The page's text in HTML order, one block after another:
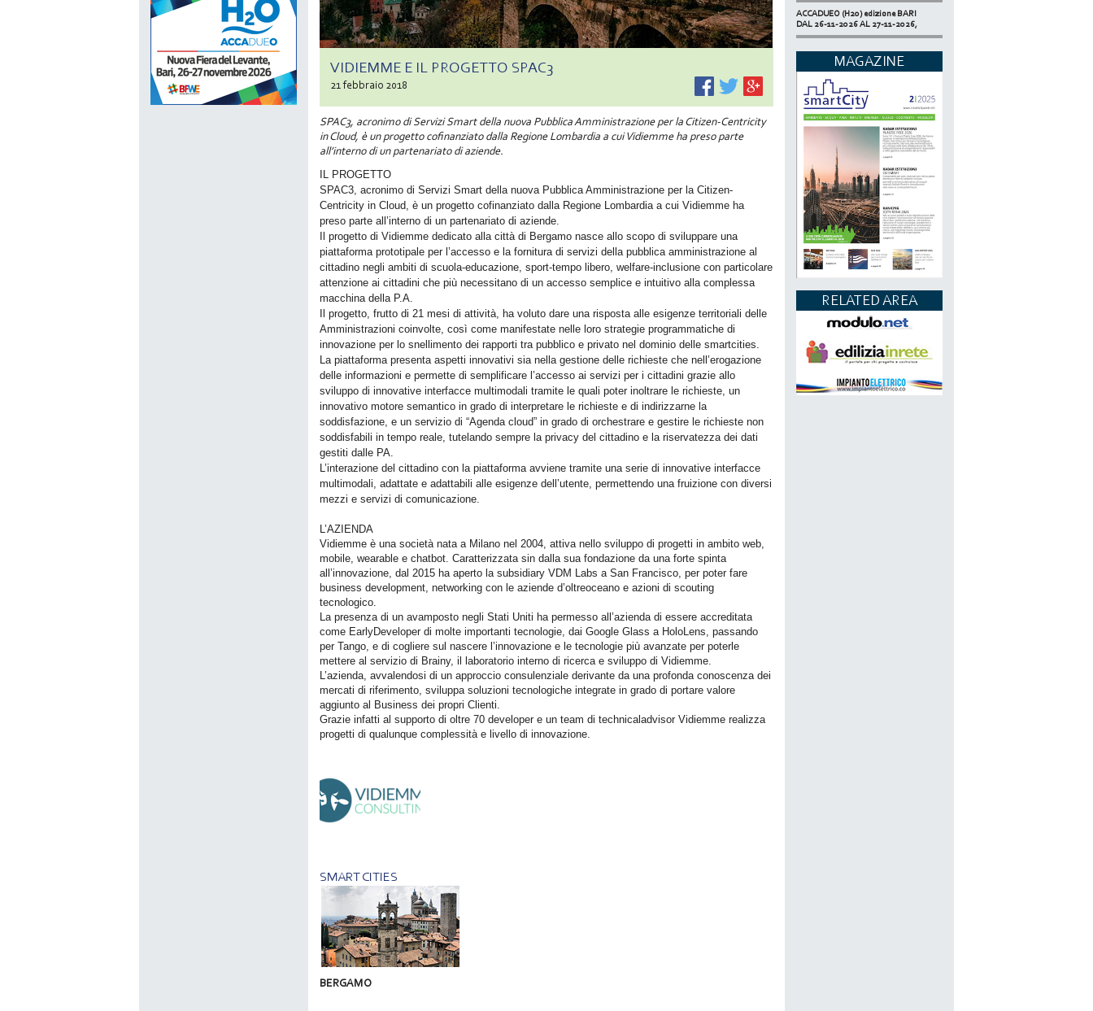
VIDIEMME E IL PROGETTO SPAC3
21 febbraio 2018
SPAC3, acronimo di Servizi Smart della nuova Pubblica Amministrazione per la Citizen-Centricity
in Cloud, è un progetto cofinanziato dalla Regione Lombardia a cui Vidiemme ha preso parte
all’interno di un partenariato di aziende.
IL PROGETTO
SPAC3, acronimo di Servizi Smart della nuova Pubblica Amministrazione per la Citizen-
Centricity in Cloud, è un progetto cofinanziato dalla Regione Lombardia a cui Vidiemme ha
preso parte all’interno di un partenariato di aziende.
Il progetto di Vidiemme dedicato alla città di Bergamo nasce allo scopo di sviluppare una
piattaforma prototipale per l’accesso e la fornitura di servizi della pubblica amministrazione al
cittadino negli ambiti di scuola-educazione, sport-tempo libero, welfare-inclusione con particolare
attenzione ai cittadini che più necessitano di un accesso semplice e intuitivo alla complessa
macchina della P.A.
Il progetto, frutto di 21 mesi di attività, ha voluto dare una risposta alle esigenze territoriali delle
Amministrazioni coinvolte, così come manifestate nelle loro strategie programmatiche di
innovazione per lo snellimento dei rapporti tra pubblico e privato nel dominio delle smartcities.
La piattaforma presenta aspetti innovativi sia nella gestione delle richieste che nell’erogazione
delle informazioni e permette di semplificare l’accesso ai servizi per i cittadini grazie allo
sviluppo di innovative interfacce multimodali tramite le quali poter inoltrare le richieste, un
innovativo motore semantico in grado di interpretare le richieste e di indirizzarne la
soddisfazione, e un servizio di “Agenda cloud” in grado di orchestrare e gestire le richieste non
soddisfabili in tempo reale, tutelando sempre la privacy del cittadino e la riservatezza dei dati
gestiti dalle PA.
L’interazione del cittadino con la piattaforma avviene tramite una serie di innovative interfacce
multimodali, adattate e adattabili alle esigenze dell’utente, permettendo una fruizione con diversi
mezzi e servizi di comunicazione.
L’AZIENDA
Vidiemme è una società nata a Milano nel 2004, attiva nello sviluppo di progetti in ambito web,
mobile, wearable e chatbot. Caratterizzata sin dalla sua fondazione da una forte spinta
all’innovazione, dal 2015 ha aperto la subsidiary VDM Labs a San Francisco, per poter fare
business development, networking con le aziende d’oltreoceano e azioni di scouting
tecnologico.
La presenza di un avamposto negli Stati Uniti ha permesso all’azienda di essere accreditata
come EarlyDeveloper di molte importanti tecnologie, dai Google Glass a HoloLens, passando
per Tango, e di cogliere sul nascere l’innovazione e le tecnologie più avanzate per poterle
mettere al servizio di Brainy, il laboratorio interno di ricerca e sviluppo di Vidiemme.
L’azienda, avvalendosi di un approccio consulenziale derivante da una profonda conoscenza dei
mercati di riferimento, sviluppa soluzioni tecnologiche integrate in grado di portare valore
aggiunto al Business dei propri Clienti.
Grazie infatti al supporto di oltre 70 developer e un team di technicaladvisor Vidiemme realizza
progetti di qualunque complessità e livello di innovazione.
SMART CITIES
BERGAMO
ACCADUEO (H20) edizione BARI
DAL 26-11-2026 AL 27-11-2026,
SMART BUILDING EXPO
DAL 17-11-2026 AL 19-11-2026,
ECOMONDO
DAL 03-11-2026 AL 06-11-2026,
NETZERO MILAN - EXPO SUMMIT
DAL 20-10-2026 AL 22-10-2026,
MAGAZINE
RELATED AREA